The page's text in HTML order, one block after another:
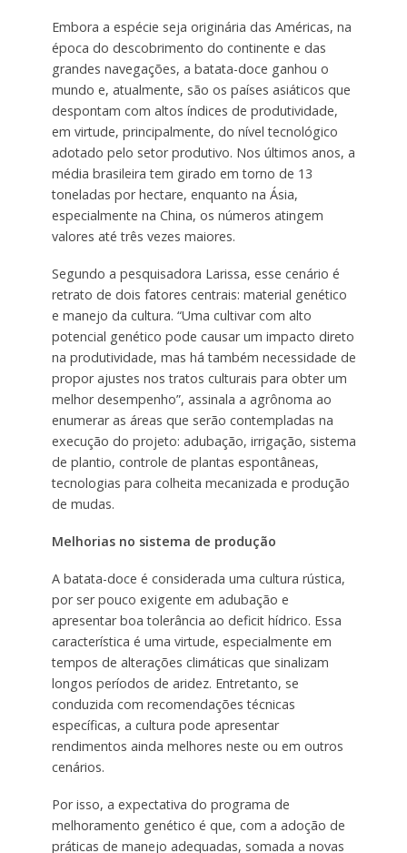
Embora a espécie seja originária das Américas, na
época do descobrimento do continente e das
grandes navegações, a batata-doce ganhou o
mundo e, atualmente, são os países asiáticos que
despontam com altos índices de produtividade,
em virtude, principalmente, do nível tecnológico
adotado pelo setor produtivo. Nos últimos anos, a
média brasileira tem girado em torno de 13
toneladas por hectare, enquanto na Ásia,
especialmente na China, os números atingem
valores até três vezes maiores.
Segundo a pesquisadora Larissa, esse cenário é
retrato de dois fatores centrais: material genético
e manejo da cultura. “Uma cultivar com alto
potencial genético pode causar um impacto direto
na produtividade, mas há também necessidade de
propor ajustes nos tratos culturais para obter um
melhor desempenho”, assinala a agrônoma ao
enumerar as áreas que serão contempladas na
execução do projeto: adubação, irrigação, sistema
de plantio, controle de plantas espontâneas,
tecnologias para colheita mecanizada e produção
de mudas.
Melhorias no sistema de produção
A batata-doce é considerada uma cultura rústica,
por ser pouco exigente em adubação e
apresentar boa tolerância ao deficit hídrico. Essa
característica é uma virtude, especialmente em
tempos de alterações climáticas que sinalizam
longos períodos de aridez. Entretanto, se
conduzida com recomendações técnicas
específicas, a cultura pode apresentar
rendimentos ainda melhores neste ou em outros
cenários.
Por isso, a expectativa do programa de
melhoramento genético é que, com a adoção de
práticas de manejo adequadas, somada a novas